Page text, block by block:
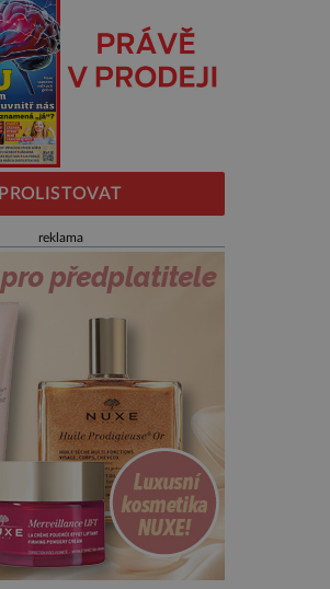
PROLISTOVAT
reklama